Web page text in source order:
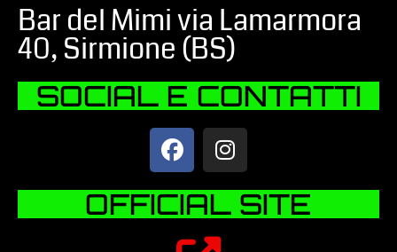
Bar del Mimi via Lamarmora
40, Sirmione (BS)
SOCIAL E CONTATTI
OFFICIAL SITE